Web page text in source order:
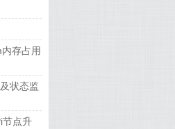
存占用
状态监
节点升